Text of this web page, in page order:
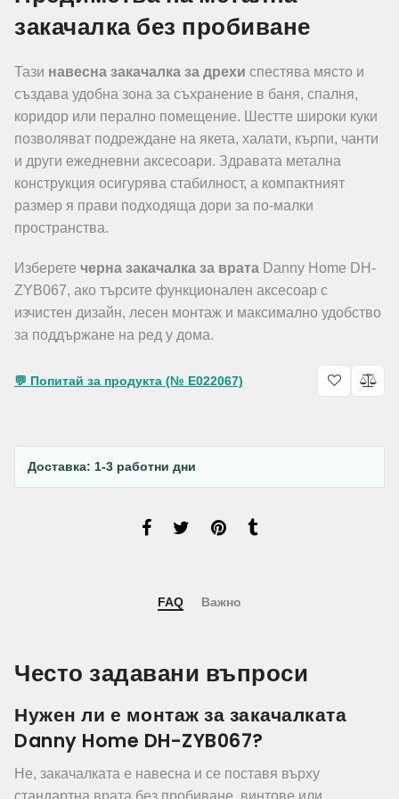
закачалка без пробиване
Тази навесна закачалка за дрехи спестява място и
създава удобна зона за съхранение в баня, спалня,
коридор или перално помещение. Шестте широки куки
позволяват подреждане на якета, халати, кърпи, чанти
и други ежедневни аксесоари. Здравата метална
конструкция осигурява стабилност, а компактният
размер я прави подходяща дори за по-малки
пространства.
Изберете черна закачалка за врата Danny Home DH-
ZYB067, ако търсите функционален аксесоар с
изчистен дизайн, лесен монтаж и максимално удобство
за поддържане на ред у дома.
💬 Попитай за продукта (№ E022067)
Доставка: 1-3 работни дни
FAQ Важно
Често задавани въпроси
Нужен ли е монтаж за закачалката
Danny Home DH-ZYB067?
Не, закачалката е навесна и се поставя върху
стандартна врата без пробиване, винтове или